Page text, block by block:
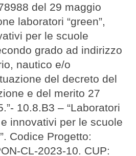
del 29 maggio
laboratori “green”,
per le scuole
grado ad indirizzo
nautico e/o
del decreto del
e del merito 27
10.8.B3 – “Laboratori
innovativi per le scuole
Codice Progetto:
CL-2023-10. CUP: